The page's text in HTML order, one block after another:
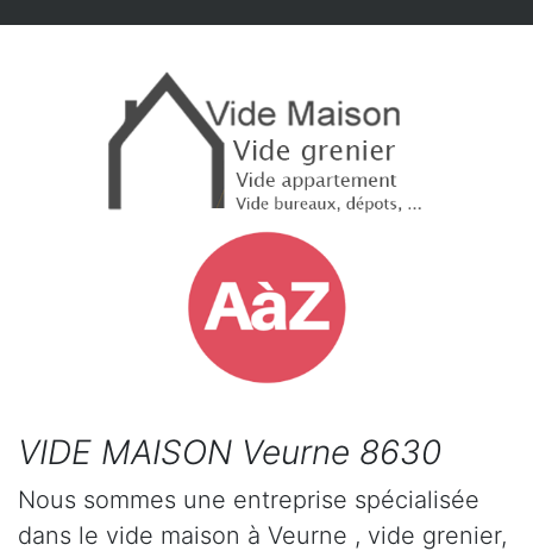
VIDE MAISON Veurne 8630
Nous sommes une entreprise spécialisée
dans le vide maison à Veurne , vide grenier,